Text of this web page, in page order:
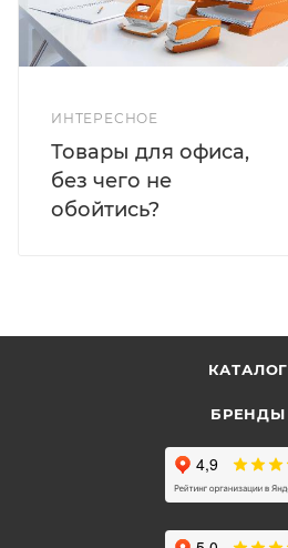
ИНТЕРЕСНОЕ
Товары для офиса,
без чего не
обойтись?
КАТАЛОГ
БРЕНДЫ